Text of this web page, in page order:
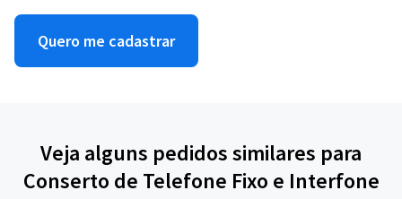
Quero me cadastrar
Veja alguns pedidos similares para
Conserto de Telefone Fixo e Interfone